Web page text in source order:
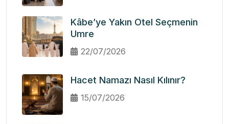
Kâbe’ye Yakın Otel Seçmenin
Umre
22/07/2026
Hacet Namazı Nasıl Kılınır?
15/07/2026